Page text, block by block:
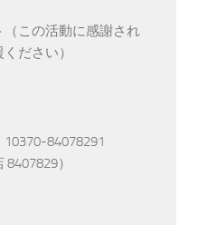
（この活動に感謝され
ださい）
84078291
8407829）